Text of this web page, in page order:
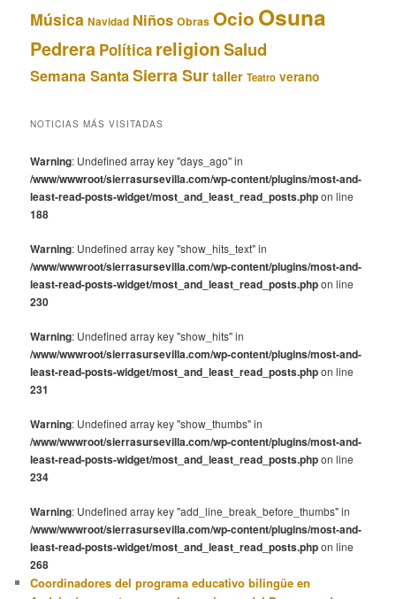
Música Navidad Niños Obras Ocio Osuna
Pedrera Política religionSalud
Semana SantaSierra Sur taller Teatro verano
NOTICIAS MÁS VISITADAS
Warning: Undefined array key "days_ago" in
/www/wwwroot/sierrasursevilla.com/wp-content/plugins/most-and-
least-read-posts-widget/most_and_least_read_posts.phpon line
188
Warning: Undefined array key "show_hits_text" in
/www/wwwroot/sierrasursevilla.com/wp-content/plugins/most-and-
least-read-posts-widget/most_and_least_read_posts.phpon line
230
Warning: Undefined array key "show_hits" in
/www/wwwroot/sierrasursevilla.com/wp-content/plugins/most-and-
least-read-posts-widget/most_and_least_read_posts.phpon line
231
Warning: Undefined array key "show_thumbs" in
/www/wwwroot/sierrasursevilla.com/wp-content/plugins/most-and-
least-read-posts-widget/most_and_least_read_posts.phpon line
234
Warning: Undefined array key "add_line_break_before_thumbs" in
/www/wwwroot/sierrasursevilla.com/wp-content/plugins/most-and-
least-read-posts-widget/most_and_least_read_posts.phpon line
268
Coordinadores del programa educativo bilingüe en